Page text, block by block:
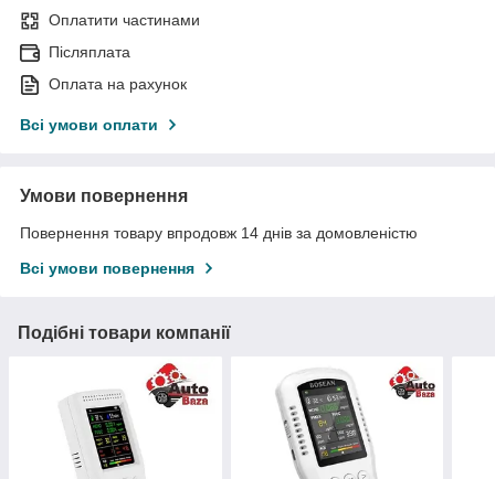
Оплатити частинами
Післяплата
Оплата на рахунок
Всі умови оплати
Умови повернення
Повернення товару впродовж 14 днів за домовленістю
Всі умови повернення
Подібні товари компанії